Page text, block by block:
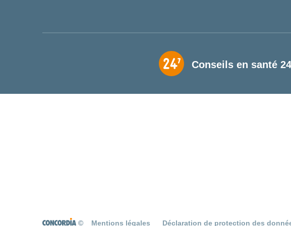
Conseils en santé
© Mentions légales Déclaration de protection des